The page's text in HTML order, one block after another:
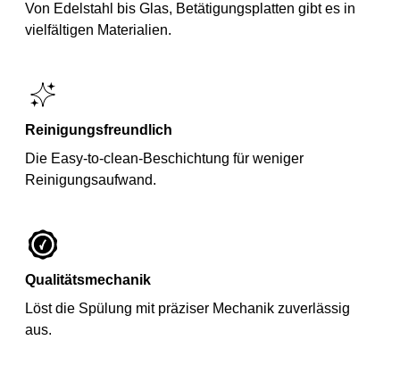
Von Edelstahl bis Glas, Betätigungsplatten gibt es in
vielfältigen Materialien.
Reinigungsfreundlich
Die Easy-to-clean-Beschichtung für weniger
Reinigungsaufwand.
Qualitätsmechanik
Löst die Spülung mit präziser Mechanik zuverlässig
aus.